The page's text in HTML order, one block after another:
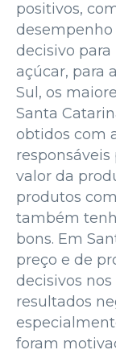
positivos,
desempenho
decisivo para
açúcar, para
Sul, os
Santa
obtidos com
valor da
produtos
também
bons. Em
preço e de
decisivos
resultados
foram